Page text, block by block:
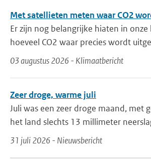
Met satellieten meten waar CO2
Er zijn nog belangrijke hiaten in onze
hoeveel CO2 waar precies wordt
03 augustus 2026 - Klimaatbericht
Zeer droge, warme juli
Juli was een zeer droge maand, met
het land slechts 13 millimeter
31 juli 2026 - Nieuwsbericht